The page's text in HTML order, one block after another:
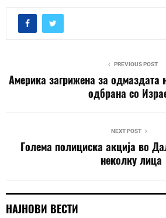
PREVIOUS POST
Америка загрижена за одмаздата
одбрана со
NEXT POST
Голема полициска акција во
неколку лица
НАЈНОВИ ВЕСТИ